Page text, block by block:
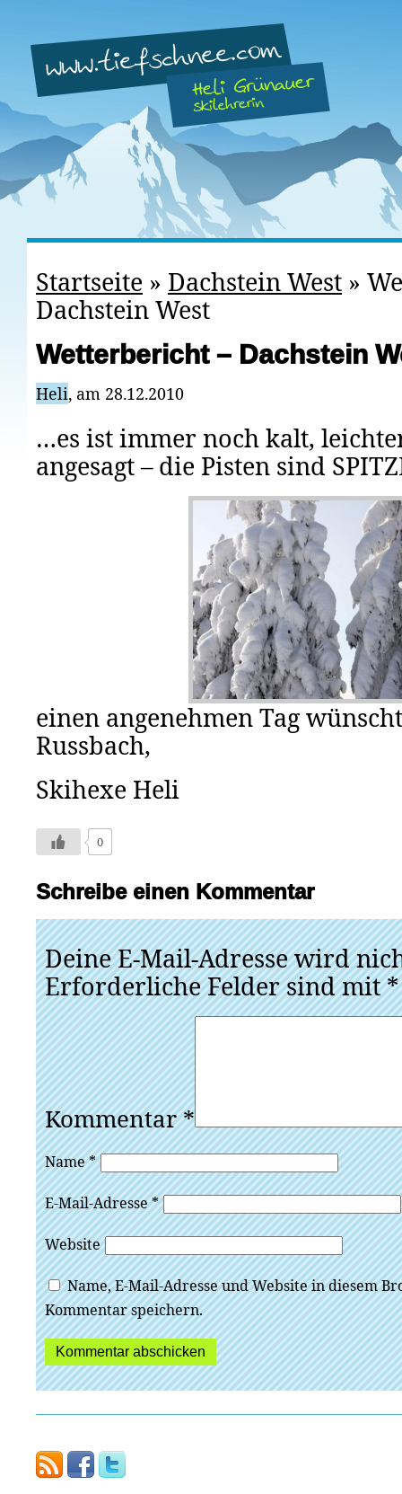
Startseite » Dachstein West »
Dachstein West
Wetterbericht – Dachstein
Heli, am 28.12.2010
…es ist immer noch kalt,
angesagt – die Pisten sind
einen angenehmen Tag
Russbach,
Skihexe Heli
0
Schreibe einen Kommentar
Deine E-Mail-Adresse wird
Erforderliche Felder sind mit*
Kommentar*
Name*
E-Mail-Adresse*
Website
Name, E-Mail-Adresse und Website in diesem
Kommentar speichern.